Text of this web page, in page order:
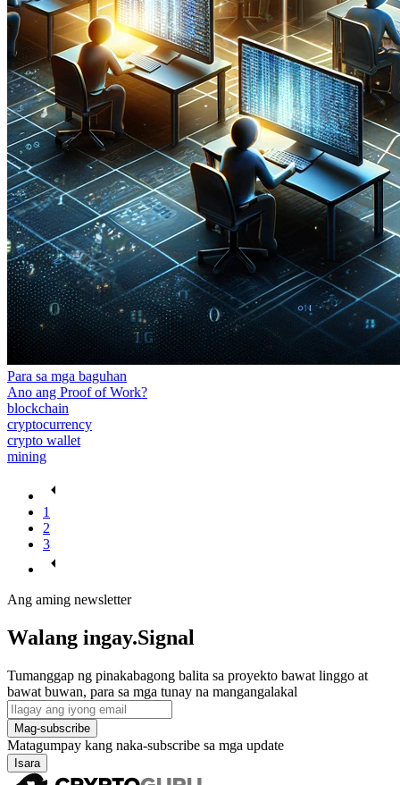
Para sa mga baguhan
Ano ang Proof of Work?
blockchain
cryptocurrency
crypto wallet
mining
1
2
3
Ang aming newsletter
Walang ingay.Signal
Tumanggap ng pinakabagong balita sa proyekto bawat linggo at
bawat buwan, para sa mga tunay na mangangalakal
Mag-subscribe
Matagumpay kang naka-subscribe sa mga update
Isara